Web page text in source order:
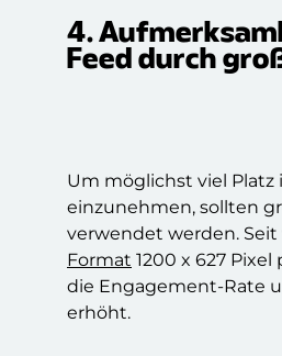
4.
Feed durch
Um möglichst viel Platz
einzunehmen, sollten
verwendet werden.
Format 1200 x 627
die Engagement-Rate
erhöht.